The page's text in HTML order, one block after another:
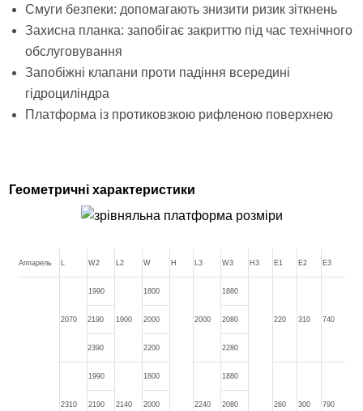
Смуги безпеки: допомагають знизити ризик зіткнень
Захисна планка: запобігає закриттю під час технічного
обслуговування
Запобіжні клапани проти падіння всередині
гідроциліндра
Платформа із протиковзкою рифленою поверхнею
Геометричні характеристики
Аппарель L W2 L2 W H L3 W3 H3 E1 E2 E3
2070
1990
1900
1800
2000
1880
220 310 740
2190 2000 2080
2390 2200 2280
2310
1990
2140
1800
2240
1880
260 300 790
2190 2000 2080